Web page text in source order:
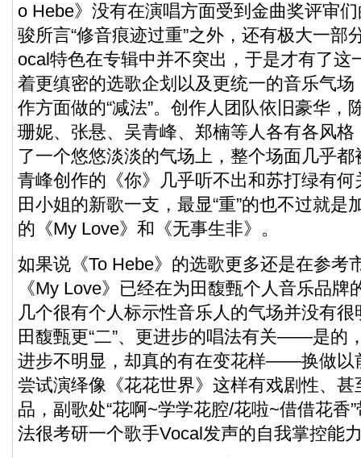
o Hebe》没有在演唱方面受到金曲奖评审
骏所言“修音痕迹过重”之外，还有极大一部
ocal特色在专辑中并不突出，于是才有了这
着更缜密的选歌企划以及更统一的音乐气
作方面做的“减法”。创作人团队依旧豪华，
珊妮、张悬、吴青峰、郑楠等人各有各风
了一个悠悠淡淡的气场上，整个场面几乎
青峰创作的《你》几乎听不出和苏打绿有
田小姐的新歌一支，最显“重”的也不过就是
的《My Love》和《无事生非》。
如果说《To Hebe》的选歌更多还是在参考
《My Love》已经在为田馥甄个人音乐品牌
几个很有个人标示性音乐人的气场并没有
田馥甄更“二”、更进步的唱法有关——是的
进步不明显，却真的有在变花样——换做以
尝试演绎像《花花世界》这样有戏剧性、
品，副歌处“花啊~学学花腔/花啦~借借花香
法很考研一个歌手Vocal发声的自我掌控能